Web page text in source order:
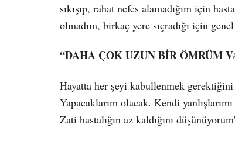
sıkışıp, rahat nefes alamadığım için
olmadım, birkaç yere sıçradığı için
“DAHA ÇOK UZUN BİR ÖMRÜM
Hayatta her şeyi kabullenmek
Yapacaklarım olacak. Kendi
Zati hastalığın az kaldığını